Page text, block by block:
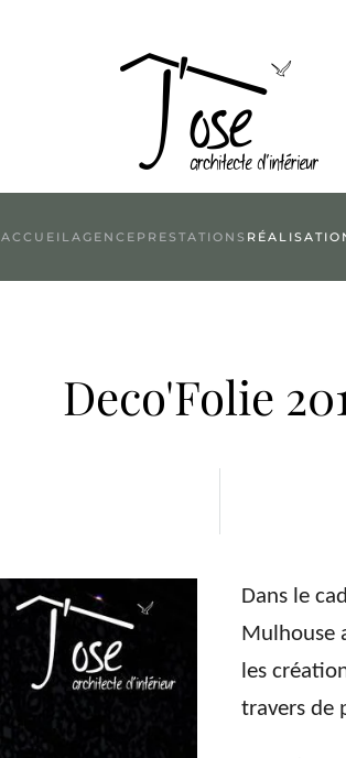
ACCUEIL AGENCE PRESTATIONS
Deco'Folie
Dans le
Mulhouse
les
travers de